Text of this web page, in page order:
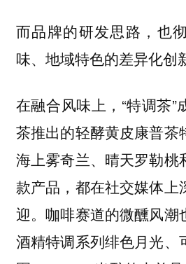
而品牌的研发思路，也
味、地域特色的差异化创
在融合风味上，“特调茶”
茶推出的轻酵黄皮康普茶
海上雾奇兰、晴天罗勒桃
款产品，都在社交媒体上
迎。咖啡赛道的微醺风潮
酒精特调系列绯色月光、